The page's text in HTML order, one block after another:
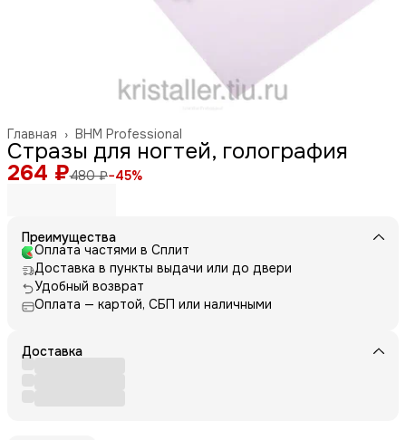
BHM Professional
Главная ›
Стразы для ногтей, голография
264 ₽480 ₽−45%
Преимущества
Оплата частями в Сплит
Доставка в пункты выдачи или до двери
Удобный возврат
Оплата — картой, СБП или наличными
Доставка